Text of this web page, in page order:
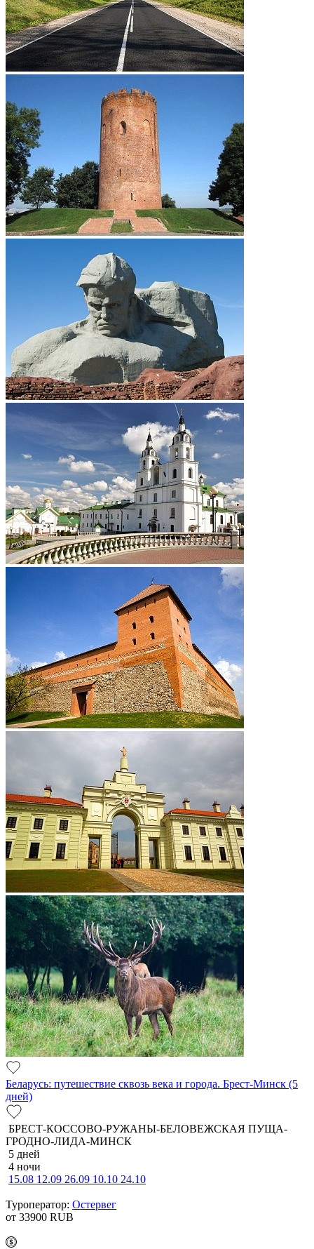
Беларусь: путешествие сквозь века и города. Брест-Минск (5
дней)
БРЕСТ-КОССОВО-РУЖАНЫ-БЕЛОВЕЖСКАЯ ПУЩА-
ГРОДНО-ЛИДА-МИНСК
5 дней
4 ночи
15.08 12.09 26.09 10.10 24.10
Туроператор: Остервег
от 33900 RUB